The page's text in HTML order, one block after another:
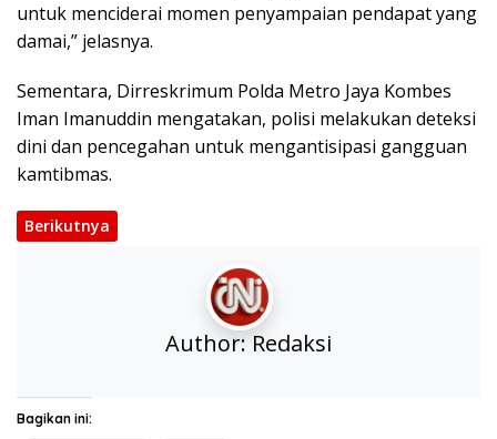
untuk menciderai momen penyampaian pendapat yang
damai,” jelasnya.
Sementara, Dirreskrimum Polda Metro Jaya Kombes
Iman Imanuddin mengatakan, polisi melakukan deteksi
dini dan pencegahan untuk mengantisipasi gangguan
kamtibmas.
Berikutnya
Author: Redaksi
Bagikan ini: